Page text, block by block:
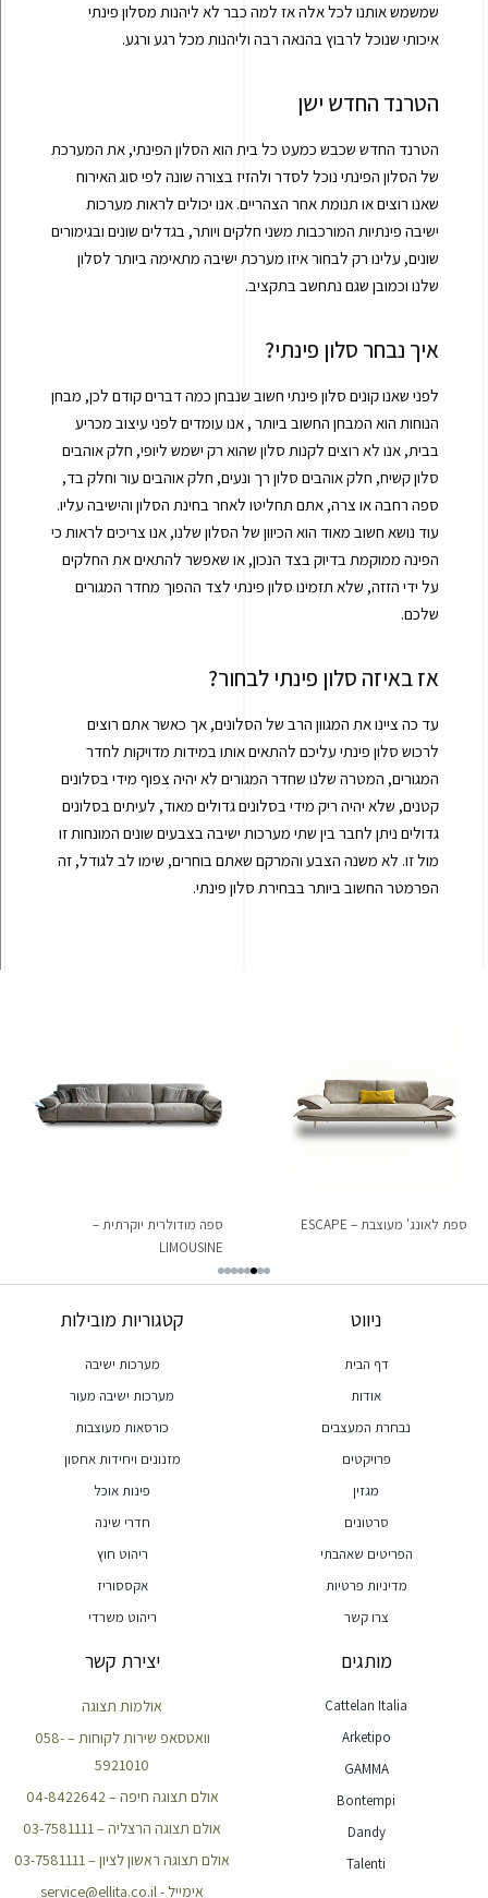
שמשמש אותנו לכל אלה אז למה כבר לא ליהנות מסלון פינתי
איכותי שנוכל לרבוץ בהנאה רבה וליהנות מכל רגע ורגע.
הטרנד החדש ישן
הטרנד החדש שכבש כמעט כל בית הוא הסלון הפינתי, את המערכת
של הסלון הפינתי נוכל לסדר ולהזיז בצורה שונה לפי סוג האירוח
שאנו רוצים או תנומת אחר הצהריים. אנו יכולים לראות מערכות
ישיבה פינתיות המורכבות משני חלקים ויותר, בגדלים שונים ובגימורים
שונים, עלינו רק לבחור איזו מערכת ישיבה מתאימה ביותר לסלון
שלנו וכמובן שגם נתחשב בתקציב.
איך נבחר סלון פינתי?
לפני שאנו קונים סלון פינתי חשוב שנבחן כמה דברים קודם לכן, מבחן
הנוחות הוא המבחן החשוב ביותר , אנו עומדים לפני עיצוב מכריע
בבית, אנו לא רוצים לקנות סלון שהוא רק ישמש ליופי, חלק אוהבים
סלון קשיח, חלק אוהבים סלון רך ונעים, חלק אוהבים עור וחלק בד,
ספה רחבה או צרה, אתם תחליטו לאחר בחינת הסלון והישיבה עליו.
עוד נושא חשוב מאוד הוא הכיוון של הסלון שלנו, אנו צריכים לראות כי
הפינה ממוקמת בדיוק בצד הנכון, או שאפשר להתאים את החלקים
על ידי הזזה, שלא תזמינו סלון פינתי לצד ההפוך מחדר המגורים
שלכם.
אז באיזה סלון פינתי לבחור?
עד כה ציינו את המגוון הרב של הסלונים, אך כאשר אתם רוצים
לרכוש סלון פינתי עליכם להתאים אותו במידות מדויקות לחדר
המגורים, המטרה שלנו שחדר המגורים לא יהיה צפוף מידי בסלונים
קטנים, שלא יהיה ריק מידי בסלונים גדולים מאוד, לעיתים בסלונים
גדולים ניתן לחבר בין שתי מערכות ישיבה בצבעים שונים המונחות זו
מול זו. לא משנה הצבע והמרקם שאתם בוחרים, שימו לב לגודל, זה
הפרמטר החשוב ביותר בבחירת סלון פינתי.
ספת לאונג' מעוצבת – ESCAPE
ספה מודולרית יוקרתית –
LIMOUSINE
ניווט
דף הבית
אודות
נבחרת המעצבים
פרויקטים
מגזין
סרטונים
הפריטים שאהבתי
מדיניות פרטיות
צרו קשר
קטגוריות מובילות
מערכות ישיבה
מערכות ישיבה מעור
כורסאות מעוצבות
מזנונים ויחידות אחסון
פינות אוכל
חדרי שינה
ריהוט חוץ
אקססוריז
ריהוט משרדי
מותגים
Cattelan Italia
Arketipo
GAMMA
Bontempi
Dandy
Talenti
יצירת קשר
אולמות תצוגה
וואטסאפ שירות לקוחות – 058-
5921010
אולם תצוגה חיפה – 04-8422642
אולם תצוגה הרצליה – 03-7581111
אולם תצוגה ראשון לציון – 03-7581111
אימייל - service@ellita.co.il